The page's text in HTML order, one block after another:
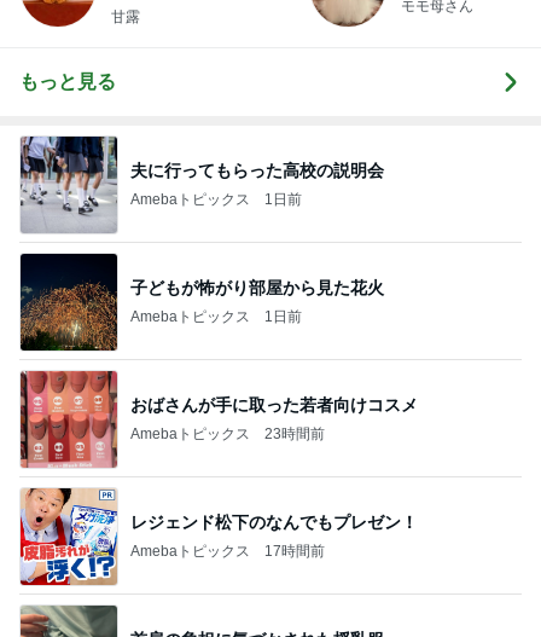
甘露
モモ母さん
もっと見る
夫に行ってもらった高校の説明会
Amebaトピックス 1日前
子どもが怖がり部屋から見た花火
Amebaトピックス 1日前
おばさんが手に取った若者向けコスメ
Amebaトピックス 23時間前
レジェンド松下のなんでもプレゼン！
Amebaトピックス 17時間前